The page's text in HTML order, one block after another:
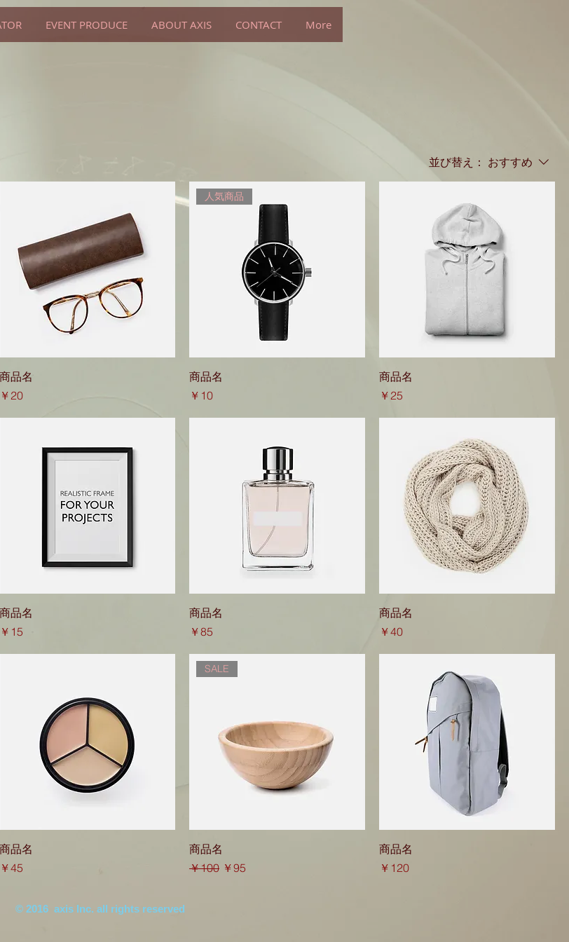
EVENT PRODUCE ABOUT AXIS CONTACT
More
並び替え： おすすめ
商品名
価格
￥20
人気商品
商品名
価格
￥10
商品名
価格
￥25
商品名
価格
￥15
商品名
価格
￥85
商品名
価格
￥40
商品名
価格
￥45
SALE
商品名
通常価格
￥100 セール価格
￥95
商品名
価格
￥120
© 2016 axis Inc. all rights reserved